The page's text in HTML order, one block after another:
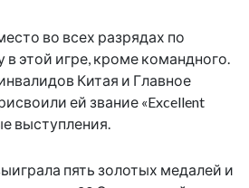
во всех разрядах по
в этой игре, кроме командного.
Китая и Главное
ей звание «Excellent
выступления.
пять золотых медалей и